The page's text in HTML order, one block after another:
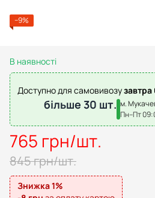
−9%
В наявності
Доступно для самовивозу
більше 30 шт. м.
Пн–Пт
765 грн/шт.
845 грн/шт.
Знижка 1%